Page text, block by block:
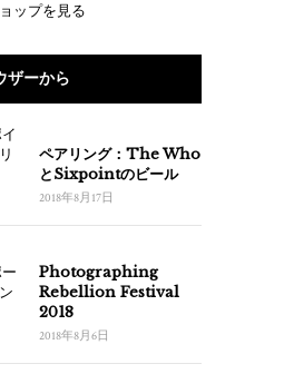
ップを見る
ザーから
ペアリング：The Who
とSixpointのビール
2018年8月17日
Photographing
Rebellion Festival
2018
2018年8月6日